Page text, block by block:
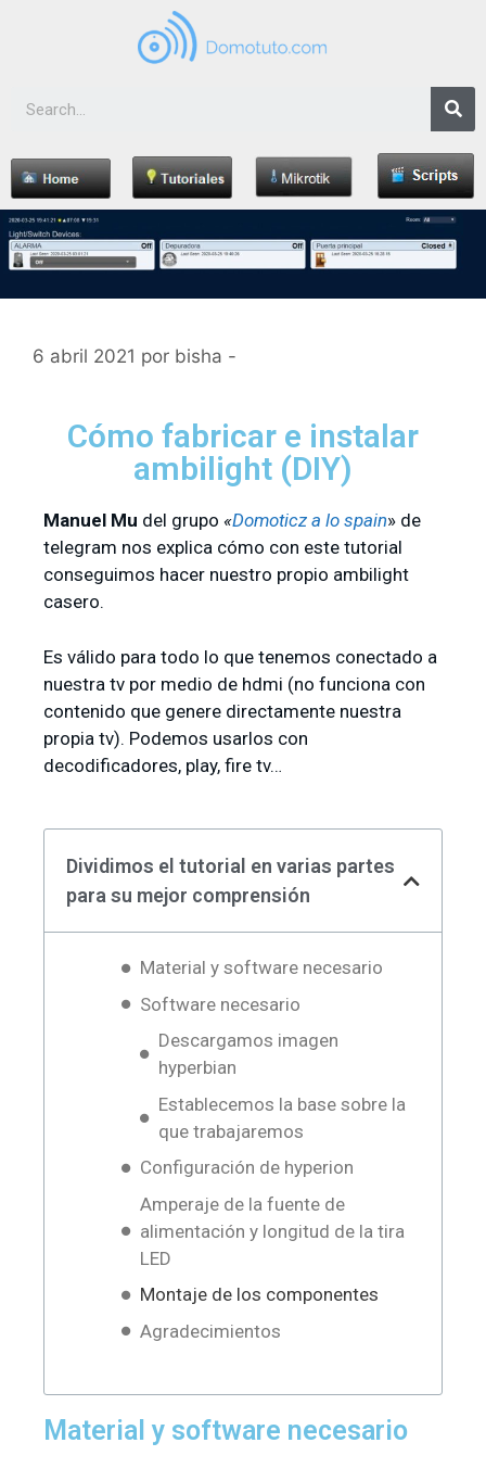
6 abril 2021 por bisha -
Cómo fabricar e instalar
ambilight (DIY)
Manuel Mu del grupo «Domoticz a lo spain» de
telegram nos explica cómo con este tutorial
conseguimos hacer nuestro propio ambilight
casero.
Es válido para todo lo que tenemos conectado a
nuestra tv por medio de hdmi (no funciona con
contenido que genere directamente nuestra
propia tv). Podemos usarlos con
decodificadores, play, fire tv…
Dividimos el tutorial en varias partes
para su mejor comprensión
Material y software necesario
Software necesario
Descargamos imagen
hyperbian
Establecemos la base sobre la
que trabajaremos
Configuración de hyperion
Amperaje de la fuente de
alimentación y longitud de la tira
LED
Montaje de los componentes
Agradecimientos
Material y software necesario